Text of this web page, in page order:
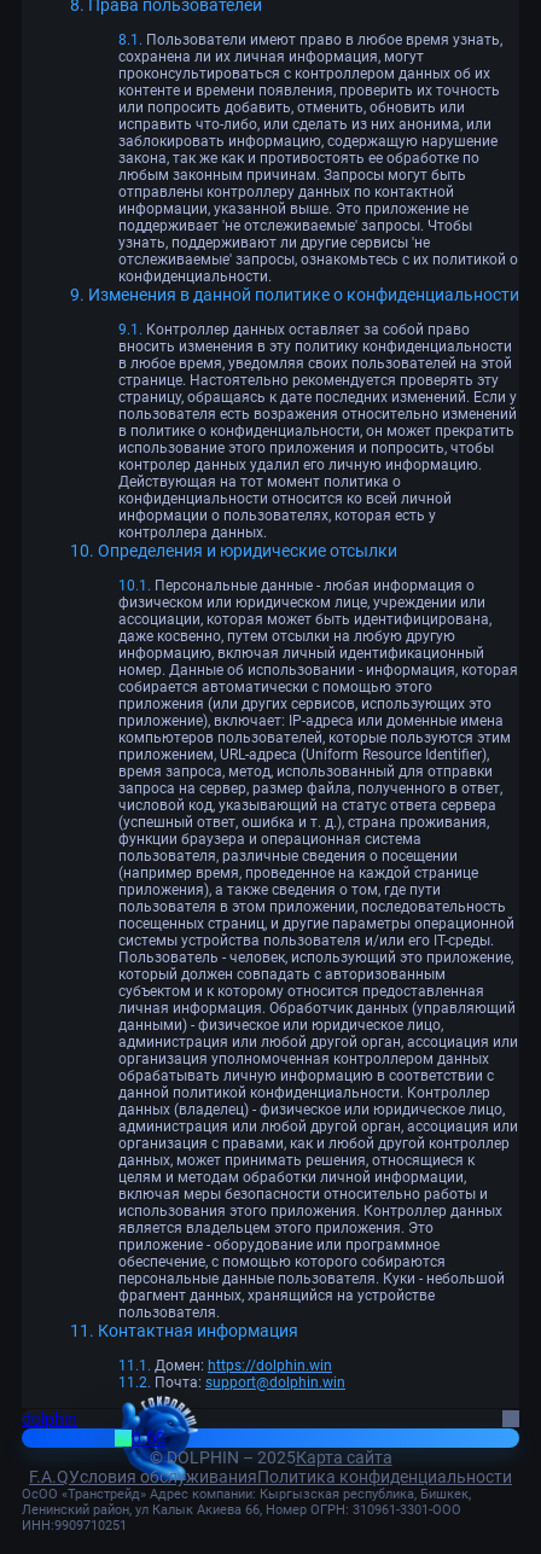
Права пользователей
Пользователи имеют право в любое время узнать,
сохранена ли их личная информация, могут
проконсультироваться с контроллером данных об их
контенте и времени появления, проверить их точность
или попросить добавить, отменить, обновить или
исправить что-либо, или сделать из них анонима, или
заблокировать информацию, содержащую нарушение
закона, так же как и противостоять ее обработке по
любым законным причинам. Запросы могут быть
отправлены контроллеру данных по контактной
информации, указанной выше. Это приложение не
поддерживает 'не отслеживаемые' запросы. Чтобы
узнать, поддерживают ли другие сервисы 'не
отслеживаемые' запросы, ознакомьтесь c их политикой о
конфиденциальности.
Изменения в данной политике о конфиденциальности
Контроллер данных оставляет за собой право
вносить изменения в эту политику конфиденциальности
в любое время, уведомляя своих пользователей на этой
странице. Настоятельно рекомендуется проверять эту
страницу, обращаясь к дате последних изменений. Если у
пользователя есть возражения относительно изменений
в политике о конфиденциальности, он может прекратить
использование этого приложения и попросить, чтобы
контролер данных удалил его личную информацию.
Действующая на тот момент политика о
конфиденциальности относится ко всей личной
информации о пользователях, которая есть у
контроллера данных.
Определения и юридические отсылки
Персональные данные - любая информация о
физическом или юридическом лице, учреждении или
ассоциации, которая может быть идентифицирована,
даже косвенно, путем отсылки на любую другую
информацию, включая личный идентификационный
номер. Данные об использовании - информация, которая
собирается автоматически с помощью этого
приложения (или других сервисов, использующих это
приложение), включает: IP-адреса или доменные имена
компьютеров пользователей, которые пользуются этим
приложением, URL-адреса (Uniform Resource Identifier),
время запроса, метод, использованный для отправки
запроса на сервер, размер файла, полученного в ответ,
числовой код, указывающий на статус ответа сервера
(успешный ответ, ошибка и т. д.), страна проживания,
функции браузера и операционная система
пользователя, различные сведения о посещении
(например время, проведенное на каждой странице
приложения), а также сведения о том, где пути
пользователя в этом приложении, последовательность
посещенных страниц, и другие параметры операционной
системы устройства пользователя и/или его IT-среды.
Пользователь - человек, использующий это приложение,
который должен совпадать с авторизованным
субъектом и к которому относится предоставленная
личная информация. Обработчик данных (управляющий
данными) - физическое или юридическое лицо,
администрация или любой другой орган, ассоциация или
организация уполномоченная контроллером данных
обрабатывать личную информацию в соответствии с
данной политикой конфиденциальности. Контроллер
данных (владелец) - физическое или юридическое лицо,
администрация или любой другой орган, ассоциация или
организация с правами, как и любой другой контроллер
данных, может принимать решения, относящиеся к
целям и методам обработки личной информации,
включая меры безопасности относительно работы и
использования этого приложения. Контроллер данных
является владельцем этого приложения. Это
приложение - оборудование или программное
обеспечение, с помощью которого собираются
персональные данные пользователя. Куки - небольшой
фрагмент данных, хранящийся на устройстве
пользователя.
Контактная информация
Домен: https://dolphin.win
Почта: support@dolphin.win
dolphin
0.00
© DOLPHIN – 2025Карта сайта
F.A.QУсловия обслуживанияПолитика конфиденциальности
ОсОО «Транстрейд» Адрес компании: Кыргызская республика, Бишкек,
Ленинский район, ул Калык Акиева 66, Номер ОГРН: 310961-3301-ООО
ИНН:9909710251